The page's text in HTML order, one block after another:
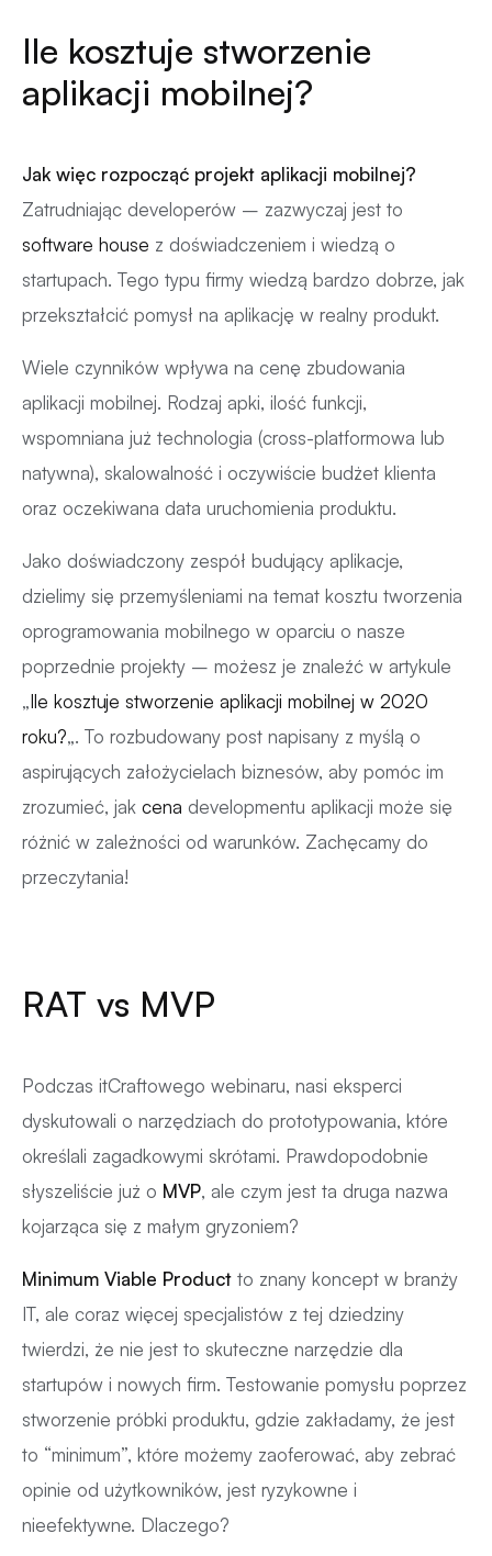
Ile kosztuje stworzenie
aplikacji mobilnej?
Jak więc rozpocząć projekt aplikacji mobilnej?
Zatrudniając developerów – zazwyczaj jest to
software house z doświadczeniem i wiedzą o
startupach. Tego typu firmy wiedzą bardzo dobrze, jak
przekształcić pomysł na aplikację w realny produkt.
Wiele czynników wpływa na cenę zbudowania
aplikacji mobilnej. Rodzaj apki, ilość funkcji,
wspomniana już technologia (cross-platformowa lub
natywna), skalowalność i oczywiście budżet klienta
oraz oczekiwana data uruchomienia produktu.
Jako doświadczony zespół budujący aplikacje,
dzielimy się przemyśleniami na temat kosztu tworzenia
oprogramowania mobilnego w oparciu o nasze
poprzednie projekty – możesz je znaleźć w artykule
„Ile kosztuje stworzenie aplikacji mobilnej w 2020
roku?„. To rozbudowany post napisany z myślą o
aspirujących założycielach biznesów, aby pomóc im
zrozumieć, jak cena developmentu aplikacji może się
różnić w zależności od warunków. Zachęcamy do
przeczytania!
RAT vs MVP
Podczas itCraftowego webinaru, nasi eksperci
dyskutowali o narzędziach do prototypowania, które
określali zagadkowymi skrótami. Prawdopodobnie
słyszeliście już o MVP, ale czym jest ta druga nazwa
kojarząca się z małym gryzoniem?
Minimum Viable Product to znany koncept w branży
IT, ale coraz więcej specjalistów z tej dziedziny
twierdzi, że nie jest to skuteczne narzędzie dla
startupów i nowych firm. Testowanie pomysłu poprzez
stworzenie próbki produktu, gdzie zakładamy, że jest
to “minimum”, które możemy zaoferować, aby zebrać
opinie od użytkowników, jest ryzykowne i
nieefektywne. Dlaczego?